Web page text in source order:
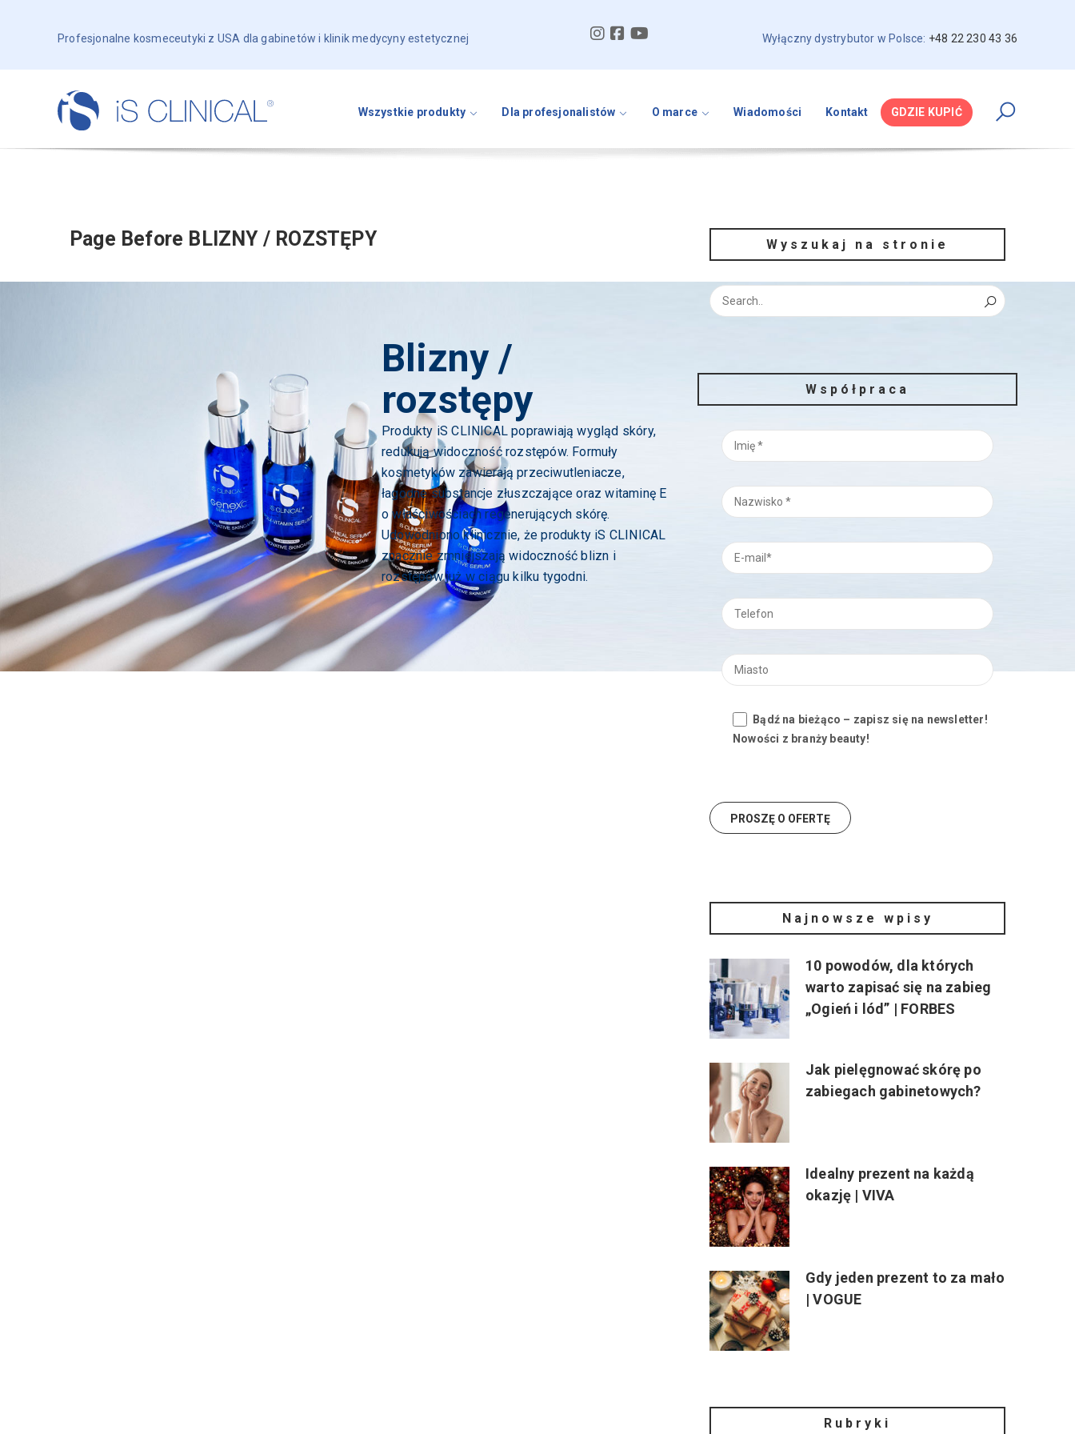
Profesjonalne kosmeceutyki z USA dla gabinetów i klinik medycyny estetycznej Wyłączny dystrybutor w Polsce: +48 22 230 43 36
Wszystkie produkty Dla profesjonalistów O marce Wiadomości Kontakt GDZIE KUPIĆ
Page Before BLIZNY / ROZSTĘPY
Blizny /
rozstępy
Produkty iS CLINICAL poprawiają wygląd skóry,
redukują widoczność rozstępów. Formuły
kosmetyków zawierają przeciwutleniacze,
łagodne substancje złuszczające oraz witaminę E
o właściwościach regenerujących skórę.
Udowodniono klinicznie, że produkty iS CLINICAL
znacznie zmniejszają widoczność blizn i
rozstępów już w ciągu kilku tygodni.
Wyszukaj na stronie
Współpraca
Bądź na bieżąco – zapisz się na newsletter!
Nowości z branży beauty!
Najnowsze wpisy
10 powodów, dla których
warto zapisać się na zabieg
„Ogień i lód” | FORBES
Jak pielęgnować skórę po
zabiegach gabinetowych?
Idealny prezent na każdą
okazję | VIVA
Gdy jeden prezent to za mało
| VOGUE
Rubryki